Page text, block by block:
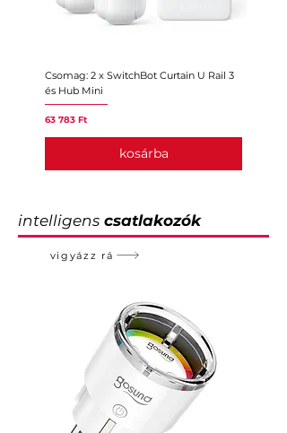
Csomag: 2 x SwitchBot Curtain U Rail 3
és Hub Mini
Ár
63 783 Ft
kosárba
intelligens csatlakozók
vigyázz rá